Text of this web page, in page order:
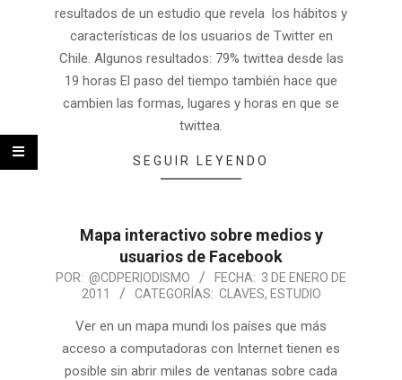
resultados de un estudio que revela los hábitos y
características de los usuarios de Twitter en
Chile. Algunos resultados: 79% twittea desde las
19 horas El paso del tiempo también hace que
cambien las formas, lugares y horas en que se
twittea.
SEGUIR LEYENDO
Mapa interactivo sobre medios y
usuarios de Facebook
POR: @CDPERIODISMO FECHA: 3 DE ENERO DE
2011
CATEGORÍAS: CLAVES, ESTUDIO
Ver en un mapa mundi los países que más
acceso a computadoras con Internet tienen es
posible sin abrir miles de ventanas sobre cada